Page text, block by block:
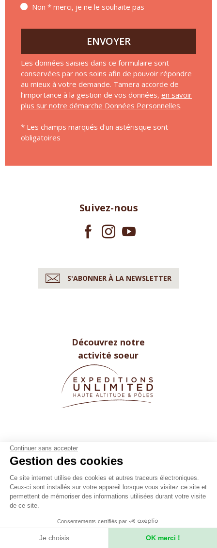
Non * merci, je ne le souhaite pas
ENVOYER
Les données saisies dans ce formulaire sont
conservées par nos soins afin de pouvoir répondre
au mieux à votre demande. Tamera accorde de
l’importance à la gestion de vos données, en savoir
plus sur notre démarche Données Personnelles.
* Les champs marqués d'un astérisque sont
obligatoires
Suivez-nous
S'ABONNER À LA NEWSLETTER
Découvrez notre
activité soeur
26 Rue du boeuf 69005 Lyon FRANCE
Continuer sans accepter
Gestion des cookies
Ce site internet utilise des cookies et autres traceurs électroniques.
Ceux-ci sont installés sur votre appareil lorsque vous visitez ce site et
permettent de mémoriser des informations utilisées durant votre visite
de ce site.
Consentements certifiés par
Je choisis OK merci !